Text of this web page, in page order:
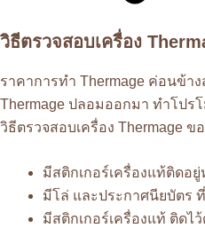
วิธีตรวจสอบเครื่อง
ราคาการทำ Thermage ค่อนข้า
Thermage ปลอมออกมา ทำโปร
วิธีตรวจสอบเครื่อง Thermage ข
มีสติกเกอร์เครื่องแท้ติดอ
มีโล่ และประกาศนียบัตร
มีสติกเกอร์เครื่องแท้ ติดไ